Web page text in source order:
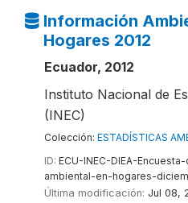
Información
Hogares 2012
Ecuador, 2012
Instituto Nacional de
(INEC)
Colección: ESTADÍSTICAS
ID: ECU-INEC-DIEA-
ambiental-en-hogares-
Última modificación: Jul 08,